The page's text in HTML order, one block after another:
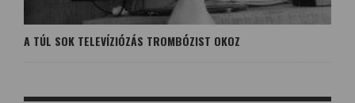
A TÚL SOK TELEVÍZIÓZÁS TROMBÓZIST OKOZ